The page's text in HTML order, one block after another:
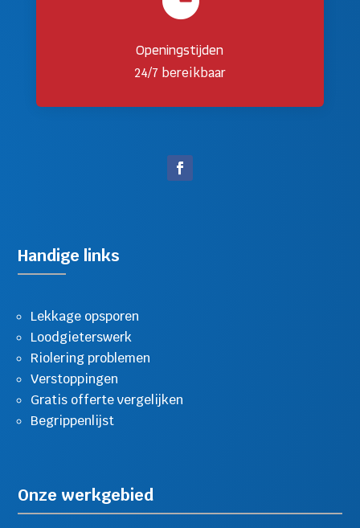
Openingstijden
24/7 bereikbaar
Handige links
Lekkage opsporen
Loodgieterswerk
Riolering problemen
Verstoppingen
Gratis offerte vergelijken
Begrippenlijst
Onze werkgebied